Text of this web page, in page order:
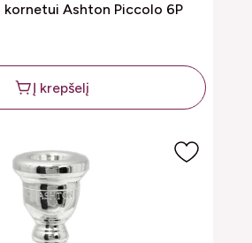
kornetui Ashton Piccolo 6P
Į krepšelį